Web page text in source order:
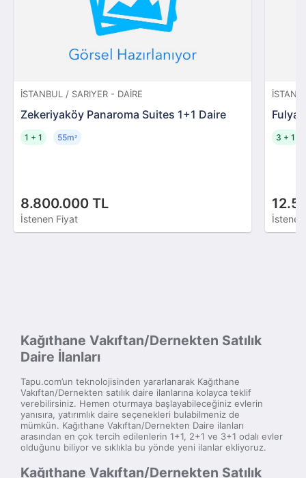
İSTANBUL / SARIYER - DAIRE
Zekeriyaköy Panaroma Suites 1+1 Daire
8.800.000 TL
İstenen Fiyat
1 + 1 55m²
Fulya
3 + 1
Kağıthane Vakıftan/Dernekten Satılık
Daire İlanları
Tapu.com’un teknolojisinden yararlanarak Kağıthane
Vakıftan/Dernekten satılık daire ilanlarına kolayca teklif
verebilirsiniz. Hemen oturmaya başlayabileceğiniz evlerin
yanısıra, yatırımlık daire seçenekleri bulabilmeniz de
mümkün. Kağıthane Vakıftan/Dernekten Daire ilanları
arasından en çok tercih edilenlerin 1+1, 2+1 ve 3+1 odalı evler
olduğunu biliyor ve sıklıkla bu yönde yeni ilanlar ekliyoruz.
Kağıthane Vakıftan/Dernekten Satılık